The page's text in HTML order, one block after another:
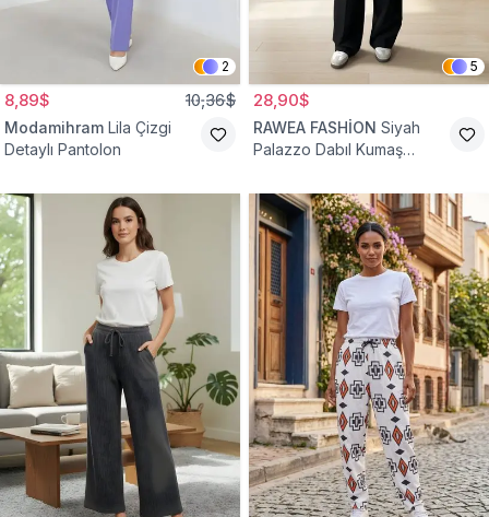
2
8,89$ 10,36$
Modamihram Lila Çizgi
Detaylı Pantolon
5
28,90$
RAWEA FASHİON Siyah
Palazzo Dabıl Kumaş